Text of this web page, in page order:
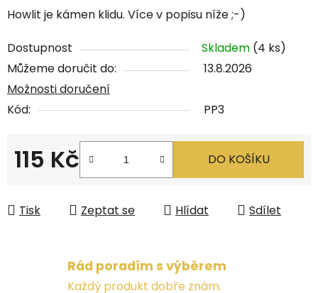
Howlit je kámen klidu. Více v popisu níže ;-)
Dostupnost Skladem (4 ks)
Můžeme doručit do:
13.8.2026
Možnosti doručení
Kód:
PP3
115 Kč
Měrná cena:
DO KOŠÍKU
Tisk Zeptat se Hlídat Sdílet
Rád poradím s výběrem
Každý produkt dobře znám.